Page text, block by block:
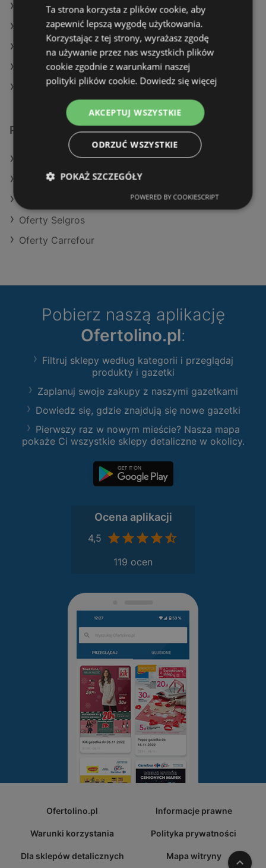
Aktualne gazetki Biedronka
Aktualne gazetki Eurocash
Aktualne gazetki Dino
Aktualne gazetki Lidl
Sklepy Lewiatan w Wolin
Podobne sklepy detaliczne
Oferty POLOmarket
Oferty Kaufland
Oferty Selgros
Oferty Carrefour
Pobierz naszą aplikację
Ofertolino.pl:
Filtruj sklepy według kategorii i przeglądaj
produkty i gazetki
Zaplanuj swoje zakupy z naszymi gazetkami
Dowiedz się, gdzie znajdują się nowe gazetki
Pierwszy raz w nowym mieście? Nasza mapa
pokaże Ci wszystkie sklepy detaliczne w okolicy.
Ocena aplikacji
4,5
119 ocen
Ofertolino.pl Informacje prawne
Warunki korzystania Polityka prywatności
Dla sklepów detalicznych Mapa witryny W
Ta strona korzysta z plików cookie, aby
zapewnić lepszą wygodę użytkowania.
Korzystając z tej strony, wyrażasz zgodę
na używanie przez nas wszystkich plików
cookie zgodnie z warunkami naszej
polityki plików cookie. Dowiedz się więcej
AKCEPTUJ WSZYSTKIE
ODRZUĆ WSZYSTKIE
POKAŻ SZCZEGÓŁY
POWERED BY COOKIESCRIPT